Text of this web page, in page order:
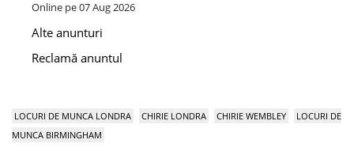
Online pe 07 Aug 2026
Alte anunturi
Reclamă anuntul
LOCURI DE MUNCA LONDRA CHIRIE LONDRA CHIRIE WEMBLEY
LOCURI DE
MUNCA BIRMINGHAM